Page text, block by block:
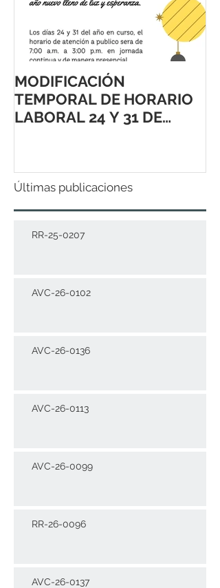
MODIFICACIÓN
TEMPORAL DE HORARIO
LABORAL 24 Y 31 DE
Últimas publicaciones
RR-25-0207
AVC-26-0102
AVC-26-0136
AVC-26-0113
AVC-26-0099
RR-26-0096
AVC-26-0137